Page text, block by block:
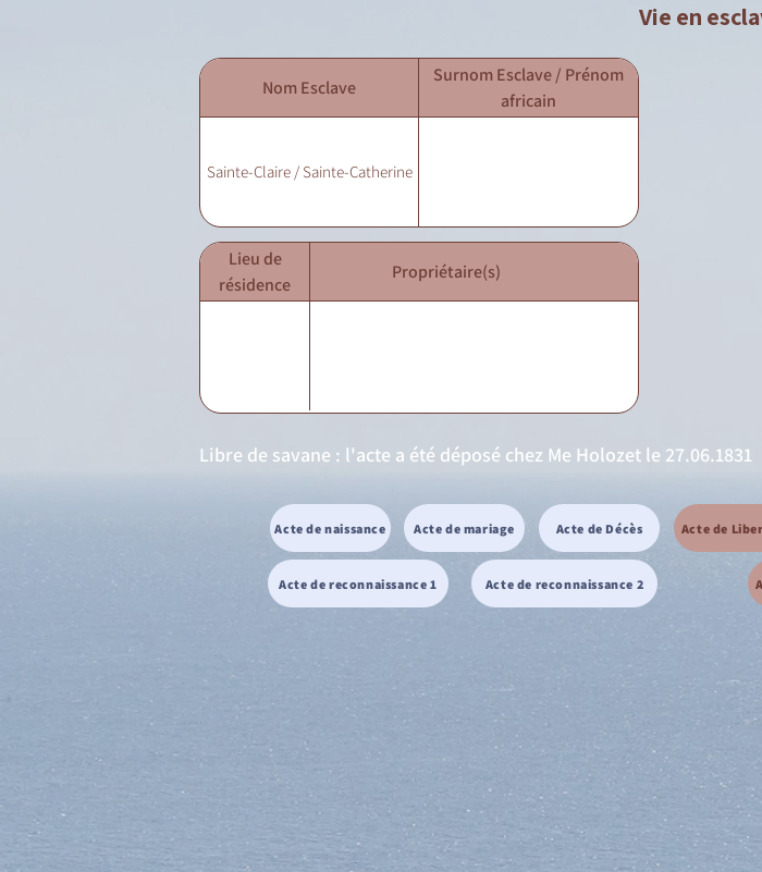
Vie en
Nom Esclave
Surnom Esclave / Prénom
africain
Sainte-Claire / Sainte-Catherine
Lieu de
résidence
Propriétaire(s)
Libre de savane : l'acte a été déposé chez Me Holozet le 27.06.1831
Acte de naissance Acte de mariage Acte de Décès
Acte de reconnaissance 1 Acte de reconnaissance 2
Acte de